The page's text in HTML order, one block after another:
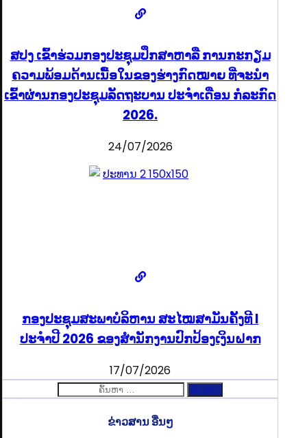
ສປງ ເຂົ້າຮ່ວມກອງປະຊຸມປຶກສາຫາລື ການກະກຽມ
ຄວາມພ້ອມດ້ານເນື້ອໃນຂອງຮ່າງກົດໝາຍ ທີ່ຈະນໍາ
ເຂົ້າຜ່ານກອງປະຊຸມລັດຖະບານ ປະຈໍາເດືອນ ກໍລະກົດ
2026.
24/07/2026
ກອງປະຊຸມສະພາບໍລິຫານ ສະໄໝສາມັນຄັ້ງທີ I
ປະຈຳປີ 2026 ຂອງສຳນັກງານປົກປ້ອງເງິນຝາກ
17/07/2026
ຄົ້ນຫາ
ຂ່າວສານ ອື່ນໆ